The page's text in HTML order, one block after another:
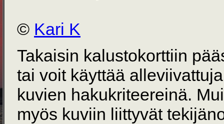
© Kari K
Takaisin kalustokorttiin
tai voit käyttää
kuvien hakukriteereinä.
myös kuviin liittyvät